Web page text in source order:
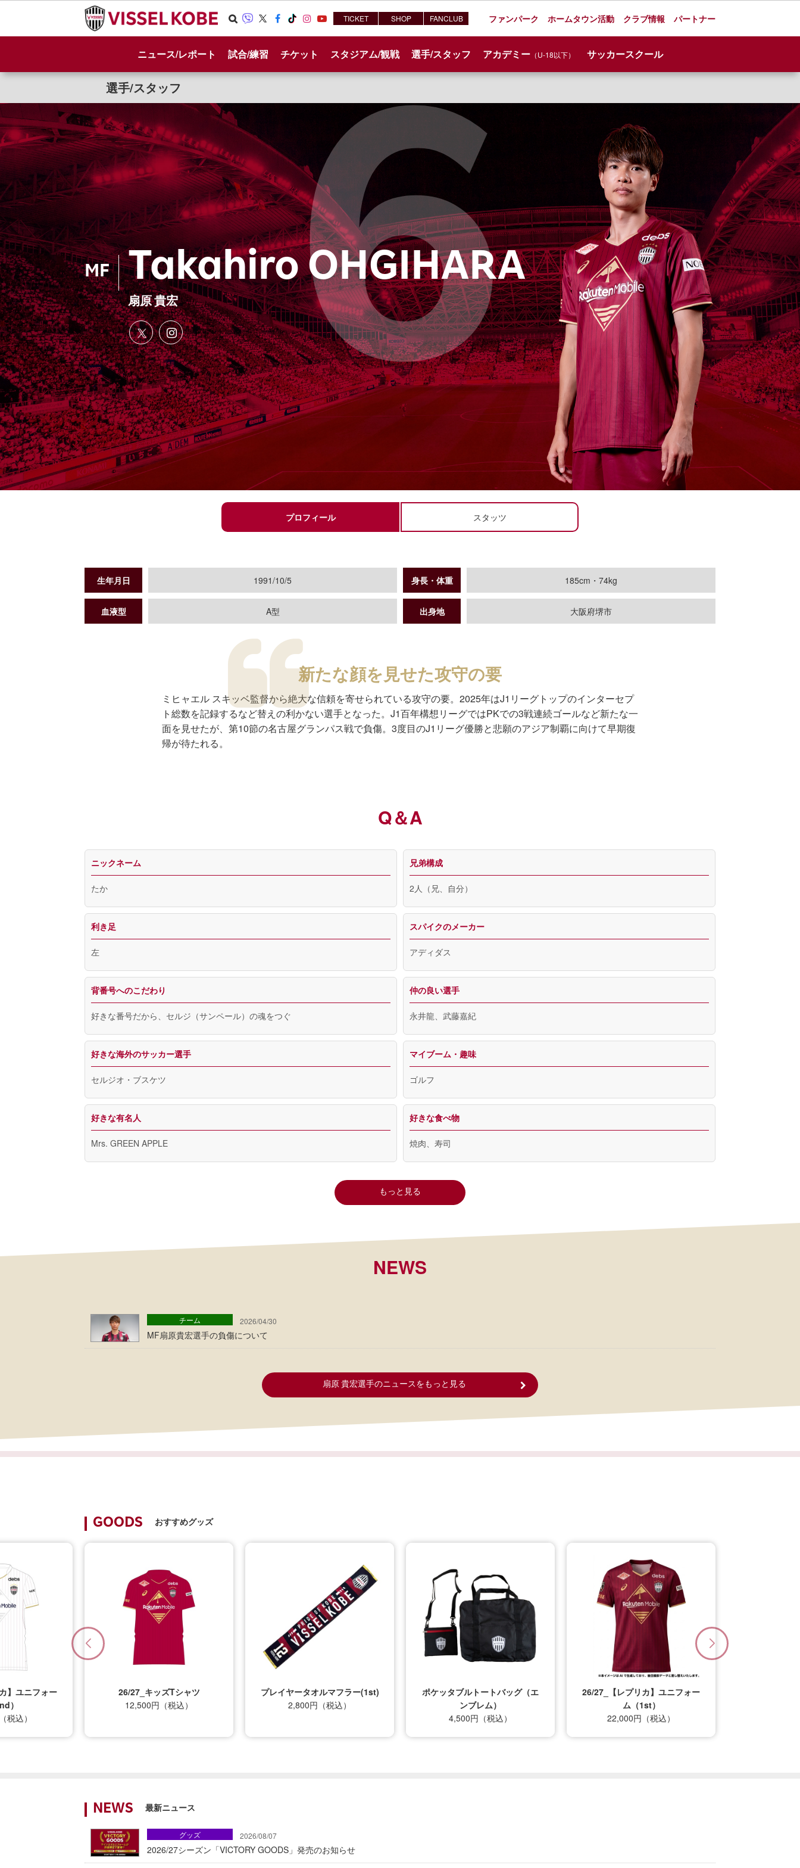
h
am e
ニュース/レポート 試合/練習 チケット スタジアム/観戦 選手/スタッフ アカデミー（U-18以下） サッカースクール
ファンパーク ホームタウン活動 クラブ情報 パートナー
TICKET SHOP FANCLUB
選手/スタッフ
6
MF Takahiro OHGIHARA
扇原 貴宏
X
Insta
gram
プロフィール スタッツ
生年月日 1991/10/5 身長・体重 185cm・74kg
血液型 A型 出身地 大阪府堺市
新たな顔を見せた攻守の要
ミヒャエル スキッベ監督から絶大な信頼を寄せられている攻守の要。2025年はJ1リーグトップのインターセプ
ト総数を記録するなど替えの利かない選手となった。J1百年構想リーグではPKでの3戦連続ゴールなど新たな一
面を見せたが、第10節の名古屋グランパス戦で負傷。3度目のJ1リーグ優勝と悲願のアジア制覇に向けて早期復
帰が待たれる。
Q＆A
ニックネーム
たか
兄弟構成
2人（兄、自分）
利き足
左
スパイクのメーカー
アディダス
背番号へのこだわり
好きな番号だから、セルジ（サンペール）の魂をつぐ
仲の良い選手
永井龍、武藤嘉紀
好きな海外のサッカー選手
セルジオ・ブスケツ
マイブーム・趣味
ゴルフ
好きな有名人
Mrs. GREEN APPLE
好きな食べ物
焼肉、寿司
もっと見る
NEWS
2026/04/30
MF扇原貴宏選手の負傷について
チーム
扇原 貴宏選手のニュースをもっと見る
GOODS おすすめグッズ
】ユニフォー
）
税込）
26/27_キッズTシャツ
12,500円（税込）
プレイヤータオルマフラー(1st)
2,800円（税込）
ポケッタブルトートバッグ（エ
ンブレム）
4,500円（税込）
26/27_【レプリカ】ユニフォー
ム（1st）
22,000円（税込）
NEWS 最新ニュース
2026/08/07
2026/27シーズン「VICTORY GOODS」発売のお知らせ
グッズ